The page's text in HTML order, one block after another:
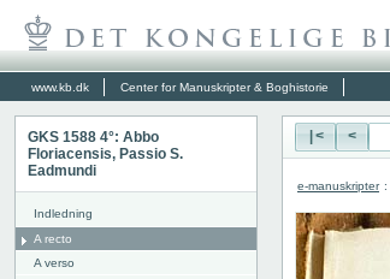
www.kb.dk Center for Manuskripter & Boghistorie
GKS 1588 4°: Abbo
Floriacensis, Passio S.
Eadmundi
Indledning
A recto
A verso
|< <
e-manuskripter :